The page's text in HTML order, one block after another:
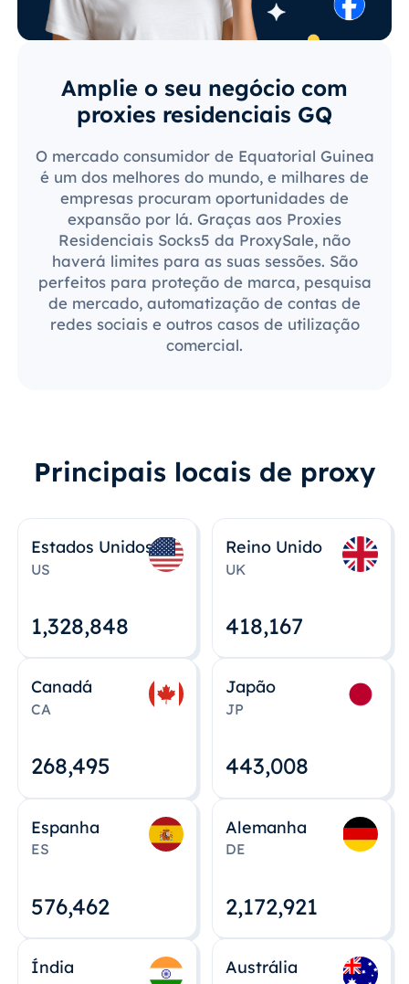
Amplie o seu negócio com
proxies residenciais GQ
O mercado consumidor de Equatorial Guinea
é um dos melhores do mundo, e milhares de
empresas procuram oportunidades de
expansão por lá. Graças aos Proxies
Residenciais Socks5 da ProxySale, não
haverá limites para as suas sessões. São
perfeitos para proteção de marca, pesquisa
de mercado, automatização de contas de
redes sociais e outros casos de utilização
comercial.
Principais locais de proxy
Estados Unidos
US
1,328,848
Reino Unido
UK
418,167
Canadá
CA
268,495
Japão
JP
443,008
Espanha
ES
576,463
Alemanha
DE
2,172,922
Índia Austrália